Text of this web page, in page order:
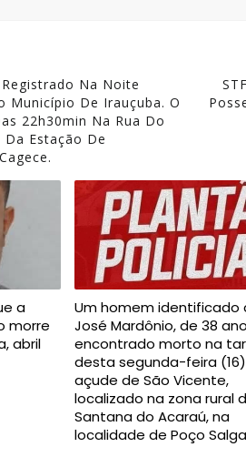
Na Noite
Município De Irauçuba. O
22h30min Na Rua Do
Estação De
a
morre
abril
Um homem identificado
José Mardônio, de 38
encontrado morto na
desta segunda-feira
açude de São Vicente,
localizado na zona rural
Santana do Acaraú, na
localidade de Poço